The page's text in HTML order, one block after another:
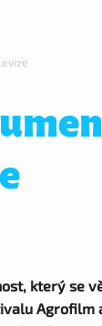
který se
Agrofilm